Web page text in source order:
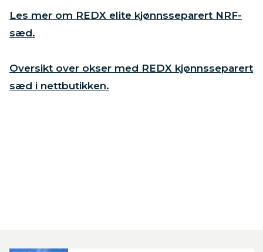
Les mer om REDX elite kjønnsseparert NRF-
sæd.
Oversikt over okser med REDX kjønnsseparert
sæd i nettbutikken.